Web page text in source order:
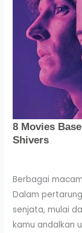
Berbagai
Dalam
senjata, mulai
kamu andalkan